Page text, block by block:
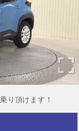
り頂けます！